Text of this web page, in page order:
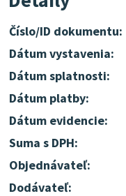
Číslo/ID dokumentu:
Dátum vystavenia:
Dátum splatnosti:
Dátum platby:
Dátum evidencie:
Suma s DPH:
Objednávateľ:
Dodávateľ: